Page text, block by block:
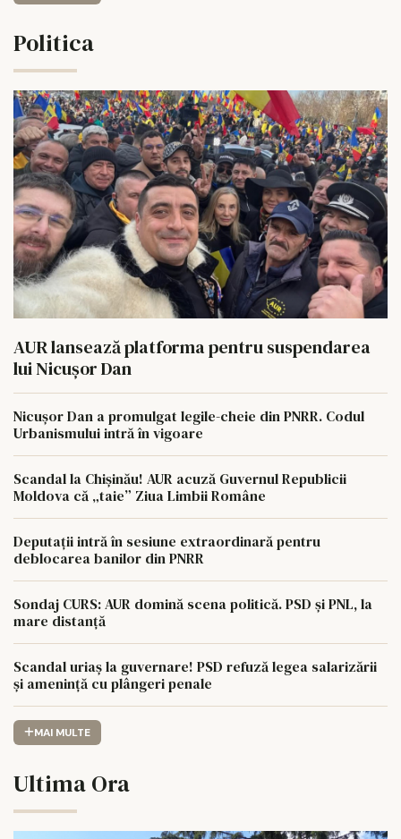
Politica
AUR lansează platforma pentru suspendarea
lui Nicușor Dan
Nicușor Dan a promulgat legile-cheie din PNRR. Codul
Urbanismului intră în vigoare
Scandal la Chișinău! AUR acuză Guvernul Republicii
Moldova că „taie” Ziua Limbii Române
Deputații intră în sesiune extraordinară pentru
deblocarea banilor din PNRR
Sondaj CURS: AUR domină scena politică. PSD și PNL, la
mare distanță
Scandal uriaș la guvernare! PSD refuză legea salarizării
și amenință cu plângeri penale
MAI MULTE
Ultima Ora